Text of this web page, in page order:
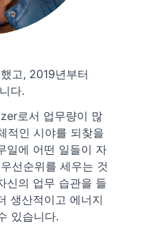
고, 2019년부터
다.
로서 업무량이 많
적인 시야를 되찾을
일에 어떤 일들이 자
선순위를 세우는 것
신의 업무 습관을 들
생산적이고 에너지
있습니다.